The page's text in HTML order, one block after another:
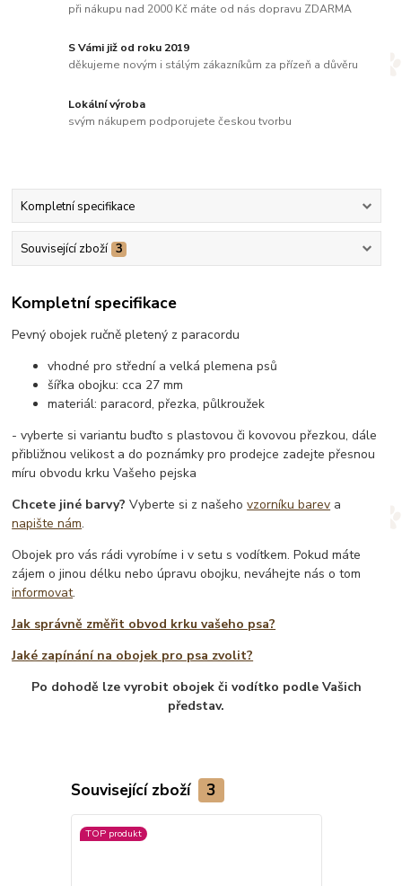
při nákupu nad 2000 Kč máte od nás dopravu ZDARMA
S Vámi již od roku 2019
děkujeme novým i stálým zákazníkům za přízeň a důvěru
Lokální výroba
svým nákupem podporujete českou tvorbu
Kompletní specifikace
Související zboží 3
Kompletní specifikace
Pevný obojek ručně pletený z paracordu
vhodné pro střední a velká plemena psů
šířka obojku: cca 27 mm
materiál: paracord, přezka, půlkroužek
- vyberte si variantu buďto s plastovou či kovovou přezkou, dále
přibližnou velikost a do poznámky pro prodejce zadejte přesnou
míru obvodu krku Vašeho pejska
Chcete jiné barvy? Vyberte si z našehovzorníku barev a
napište nám.
Obojek pro vás rádi vyrobíme i v setu s vodítkem. Pokud máte
zájem o jinou délku nebo úpravu obojku, neváhejte nás o tom
informovat.
Jak správně změřit obvod krku vašeho psa?
Jaké zapínání na obojek pro psa zvolit?
Po dohodě lze vyrobit obojek či vodítko podle Vašich
představ.
Související zboží 3
TOP produkt